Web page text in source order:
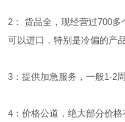
2： 货品全，现经营过700
可以进口，特别是冷偏的产
3：提供加急服务，一般1-2
4：价格公道，绝大部分价